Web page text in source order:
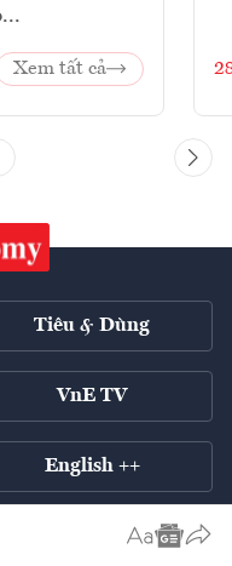
Xem tất cả
Tiêu & Dùng
VnE TV
English ++